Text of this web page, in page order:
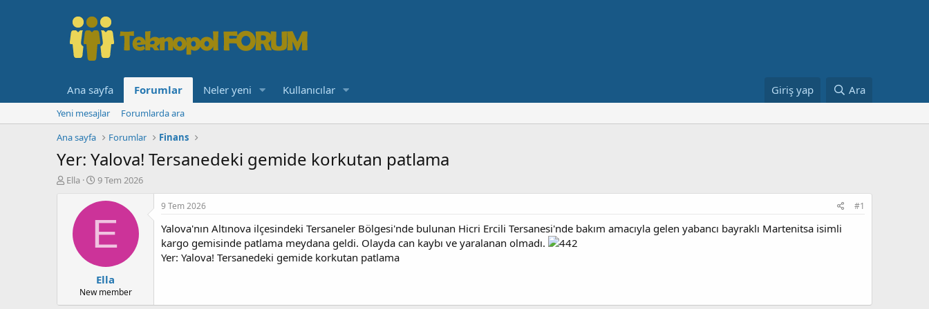
Ana sayfa Forumlar Neler yeni Kullanıcılar Giriş yap Ara
Yeni mesajlar
Forumlarda ara
Ana sayfa
Forumlar Finans
Yer: Yalova! Tersanedeki gemide korkutan patlama
K
l
Ella
B
ş
a
n
ı
ç
t
a
9 Tem 2026
E
Ella
New member
9 Tem 2026 #1
Yalova'nın Altınova ilçesindeki Tersaneler Bölgesi'nde bulunan Hicri Ercili Tersanesi'nde bakım amacıyla gelen yabancı bayraklı Martenitsa isimli
kargo gemisinde patlama meydana geldi. Olayda can kaybı ve yaralanan olmadı.
Yer: Yalova! Tersanedeki gemide korkutan patlama